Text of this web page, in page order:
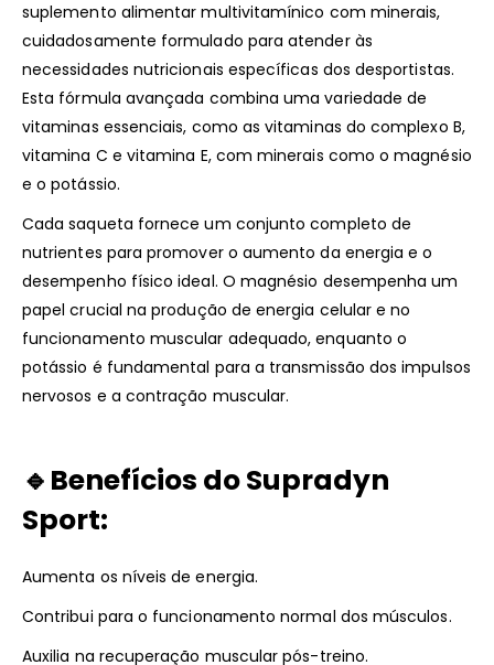
suplemento alimentar multivitamínico com minerais,
cuidadosamente formulado para atender às
necessidades nutricionais específicas dos desportistas.
Esta fórmula avançada combina uma variedade de
vitaminas essenciais, como as vitaminas do complexo B,
vitamina C e vitamina E, com minerais como o magnésio
e o potássio.
Cada saqueta fornece um conjunto completo de
nutrientes para promover o aumento da energia e o
desempenho físico ideal. O magnésio desempenha um
papel crucial na produção de energia celular e no
funcionamento muscular adequado, enquanto o
potássio é fundamental para a transmissão dos impulsos
nervosos e a contração muscular.
🔹Benefícios do Supradyn
Sport:
Aumenta os níveis de energia.
Contribui para o funcionamento normal dos músculos.
Auxilia na recuperação muscular pós-treino.